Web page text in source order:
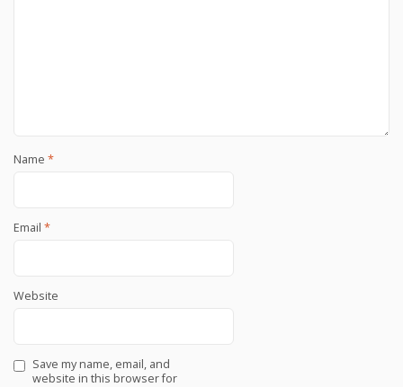
Name *
Email *
Website
Save my name, email, and
website in this browser for